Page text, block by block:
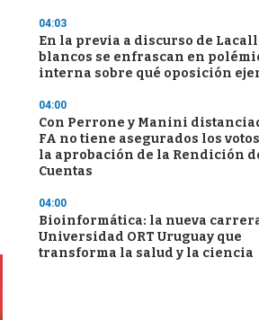
04:03
En la previa a discurso de
blancos se enfrascan en
interna sobre qué oposición
04:00
Con Perrone y Manini
FA no tiene asegurados los
la aprobación de la Rendición
Cuentas
04:00
Bioinformática: la nueva
Universidad ORT Uruguay que
transforma la salud y la ciencia